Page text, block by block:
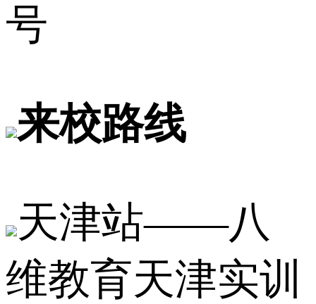
号
来校路线
天津站——八
维教育天津实训